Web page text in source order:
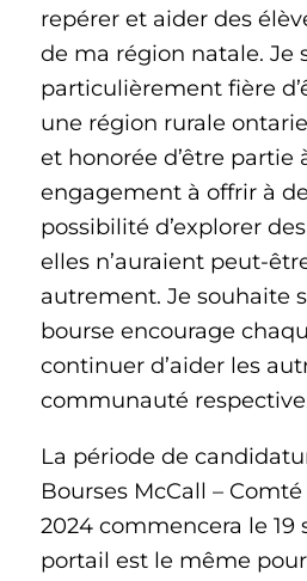
repérer et aider des
de ma région natale. Je
particulièrement fière
une région rurale
et honorée d’être partie
engagement à offrir à
possibilité d’explorer
elles n’auraient peut-
autrement. Je souhaite
bourse encourage
continuer d’aider les
communauté
La période de
Bourses McCall –
2024 commencera le 19
portail est le même